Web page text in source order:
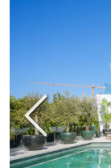
Vorige